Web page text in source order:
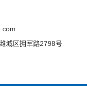
城区拥军路2798号